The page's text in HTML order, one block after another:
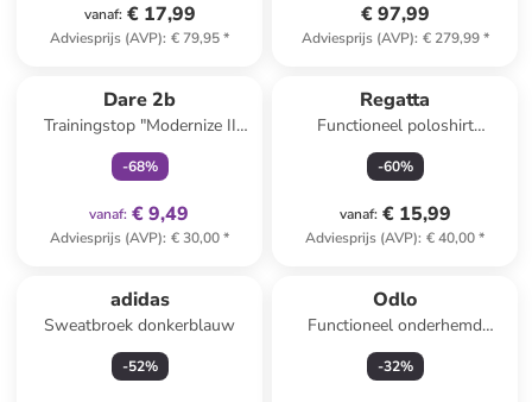
vanaf: € 17,99
Adviesprijs (AVP): € 79,95*
€ 97,99
Adviesprijs (AVP): € 279,99*
Dare 2b
Trainingstop "Modernize II
Vest" lichtblauw
-68%
vanaf: € 9,49
Adviesprijs (AVP): € 30,00*
Regatta
Functioneel poloshirt
"Maverick V" goudkleurig
-60%
vanaf: € 15,99
Adviesprijs (AVP): € 40,00*
adidas
Sweatbroek donkerblauw
-52%
Odlo
Functioneel onderhemd
"Merino 160" zwart
-32%